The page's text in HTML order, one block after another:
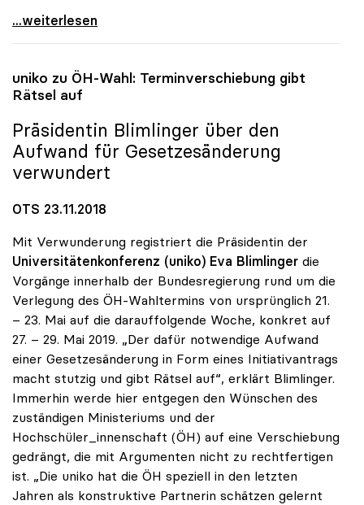
uniko sieht Privatuniversität CEU als Bereicherung
...weiterlesen
uniko zu ÖH-Wahl: Terminverschiebung gibt
Rätsel auf
Präsidentin Blimlinger über den
Aufwand für Gesetzesänderung
verwundert
OTS 23.11.2018
Mit Verwunderung registriert die Präsidentin der
Universitätenkonferenz (uniko) Eva Blimlinger die
Vorgänge innerhalb der Bundesregierung rund um die
Verlegung des ÖH-Wahltermins von ursprünglich 21.
– 23. Mai auf die darauffolgende Woche, konkret auf
27. – 29. Mai 2019. „Der dafür notwendige Aufwand
einer Gesetzesänderung in Form eines Initiativantrags
macht stutzig und gibt Rätsel auf“, erklärt Blimlinger.
Immerhin werde hier entgegen den Wünschen des
zuständigen Ministeriums und der
Hochschüler_innenschaft (ÖH) auf eine Verschiebung
gedrängt, die mit Argumenten nicht zu rechtfertigen
ist. „Die uniko hat die ÖH speziell in den letzten
Jahren als konstruktive Partnerin schätzen gelernt